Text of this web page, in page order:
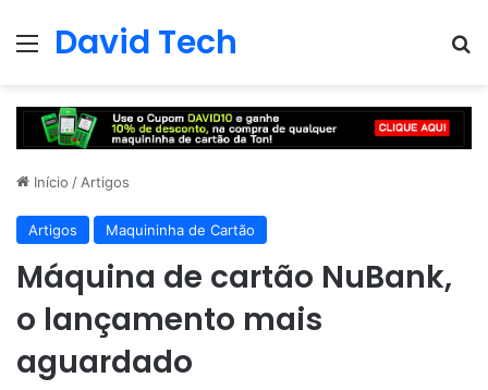
Menu
David Tech
Início / Artigos
Artigos Maquininha de Cartão
Máquina de cartão NuBank,
o lançamento mais
aguardado